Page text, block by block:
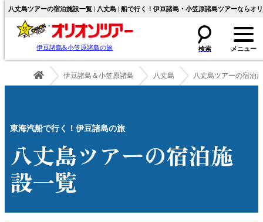
八丈島ツアーの宿泊施設一覧 | 八丈島 | 船で行く！伊豆諸島・小笠原諸島ツアーならオ
伊豆諸島&小笠原諸島の旅
伊豆諸島＆小笠原諸島 八丈島 八丈島ツアーの宿泊
東海汽船で行く！伊豆諸島の旅
八丈島ツアーの宿泊施
設一覧